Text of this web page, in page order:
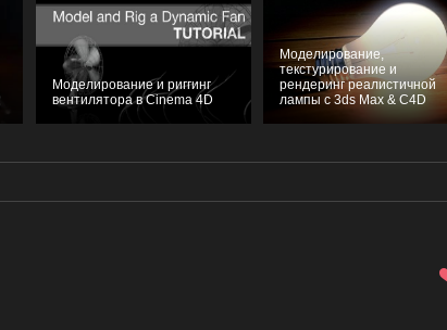
Моделирование и риггинг
вентилятора в Cinema 4D
Моделирование,
текстурирование и
рендеринг реалистичной
лампы с 3ds Max & C4D